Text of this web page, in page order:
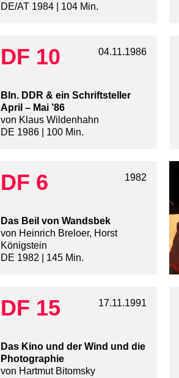
DE/AT 1984 | 104 Min.
DF 10 04.11.1986
Bln. DDR & ein Schriftsteller
April – Mai ’86
von Klaus Wildenhahn
DE 1986 | 100 Min.
DF 6 1982
Das Beil von Wandsbek
von Heinrich Breloer, Horst
Königstein
DE 1982 | 145 Min.
DF 15 17.11.1991
Das Kino und der Wind und die
Photographie
von Hartmut Bitomsky